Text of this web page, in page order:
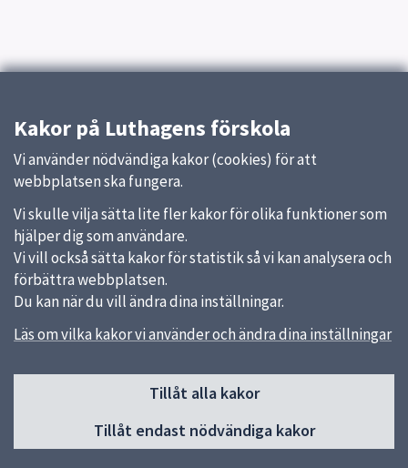
Kakor på Luthagens förskola
Vi använder nödvändiga kakor (cookies) för att
webbplatsen ska fungera.
Vi skulle vilja sätta lite fler kakor för olika funktioner som
hjälper dig som användare.
Vi vill också sätta kakor för statistik så vi kan analysera och
förbättra webbplatsen.
Du kan när du vill ändra dina inställningar.
Läs om vilka kakor vi använder och ändra dina inställningar
Tillåt alla kakor
Tillåt endast nödvändiga kakor